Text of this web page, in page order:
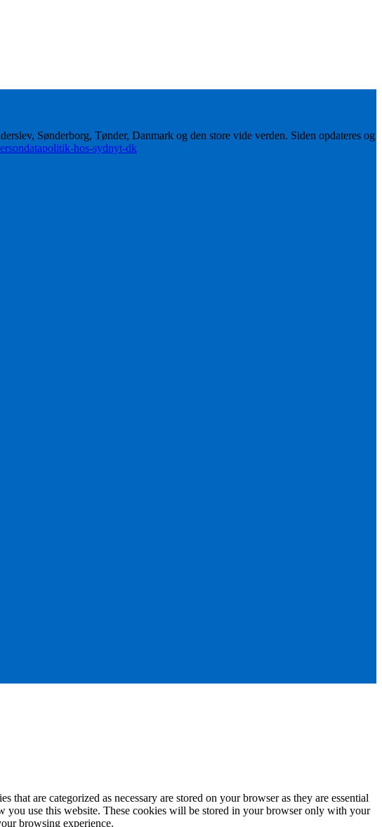
Sønderborg, Tønder, Danmark og den store vide verden. Siden opdateres og
hos-sydnyt-dk
are categorized as necessary are stored on your browser as they are essential
you use this website. These cookies will be stored in your browser only with your
browsing experience.